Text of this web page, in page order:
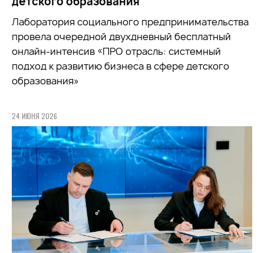
Лаборатория социального предпринимательства
провела очередной двухдневный бесплатный
онлайн-интенсив «ПРО отрасль: системный
подход к развитию бизнеса в сфере детского
образования»
24 ИЮНЯ 2026